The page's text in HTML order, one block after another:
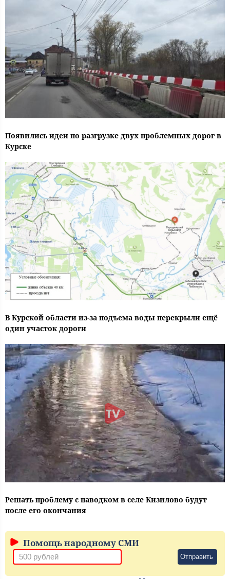
Появились идеи по разгрузке двух проблемных дорог в
Курске
В Курской области из-за подъема воды перекрыли ещё
один участок дороги
Решать проблему с паводком в селе Кизилово будут
после его окончания
Помощь народному СМИ
Отправить